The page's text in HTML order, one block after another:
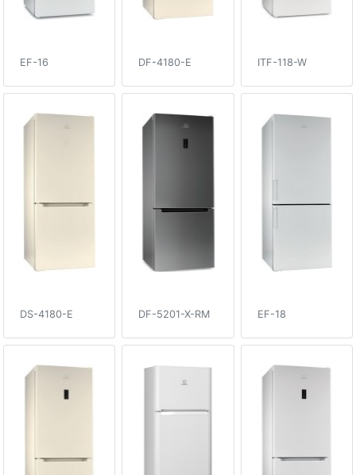
EF-16 DF-4180-E ITF-118-W
DS-4180-E DF-5201-X-RM EF-18